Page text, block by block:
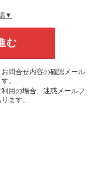
▼
問合せ内容の確認メール
。
用の場合、迷惑メールフ
ます。